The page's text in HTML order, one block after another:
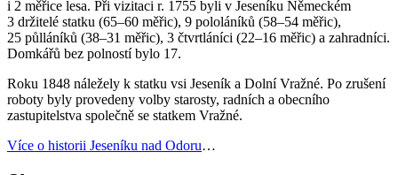
i 2 měřice lesa. Při vizitaci r. 1755 byli v Jeseníku Německém
3 držitelé statku (65–60 měřic), 9 pololáníků (58–54 měřic),
25 půlláníků (38–31 měřic), 3 čtvrtláníci (22–16 měřic) a zahradníci.
Domkářů bez polností bylo 17.
Roku 1848 náležely k statku vsi Jeseník a Dolní Vražné. Po zrušení
roboty byly provedeny volby starosty, radních a obecního
zastupitelstva společně se statkem Vražné.
Více o historii Jeseníku nad Odoru…